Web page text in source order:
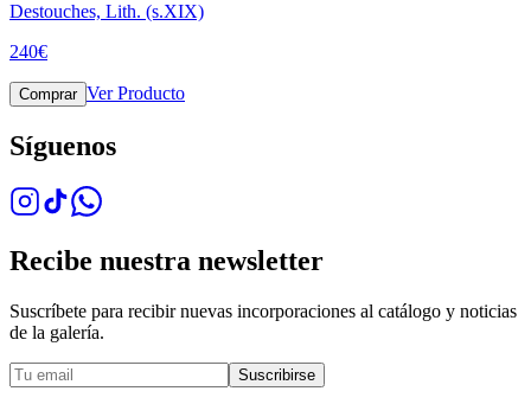
Destouches, Lith. (s.XIX)
240€
Comprar Ver Producto
Síguenos
Recibe nuestra newsletter
Suscríbete para recibir nuevas incorporaciones al catálogo y noticias
de la galería.
Suscribirse